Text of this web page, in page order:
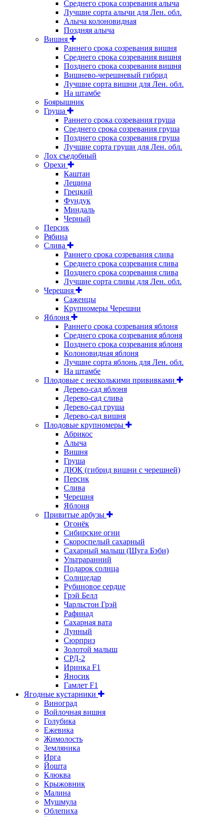
Среднего срока созревания алыча
Лучшие сорта алычи для Лен. обл.
Алыча колоновидная
Поздняя алыча
Вишня
Раннего срока созревания вишня
Среднего срока созревания вишня
Позднего срока созревания вишня
Вишнево-черешневый гибрид
Лучшие сорта вишни для Лен. обл.
На штамбе
Боярышник
Груша
Раннего срока созревания груша
Среднего срока созревания груша
Позднего срока созревания груша
Лучшие сорта груши для Лен. обл.
Лох съедобный
Орехи
Каштан
Лещина
Грецкий
Фундук
Миндаль
Черный
Персик
Рябина
Слива
Раннего срока созревания слива
Среднего срока созревания слива
Позднего срока созревания слива
Лучшие сорта сливы для Лен. обл.
Черешня
Саженцы
Крупномеры Черешни
Яблоня
Раннего срока созревания яблоня
Среднего срока созревания яблоня
Позднего срока созревания яблоня
Колоновидная яблоня
Лучшие сорта яблонь для Лен. обл.
На штамбе
Плодовые с несколькими прививками
Дерево-сад яблоня
Дерево-сад слива
Дерево-сад груша
Дерево-сад вишня
Плодовые крупномеры
Абрикос
Алыча
Вишня
Груша
ДЮК (гибрид вишни с черешней)
Персик
Слива
Черешня
Яблоня
Привитые арбузы
Огонёк
Сибирские огни
Скороспелый сахарный
Сахарный малыш (Шуга Бэби)
Ультраранний
Подарок солнца
Солнцедар
Рубиновое сердце
Грэй Белл
Чарльстон Грэй
Рафинад
Сахарная вата
Лунный
Сюрприз
Золотой малыш
СРД-2
Иринка F1
Яносик
Гамлет F1
Ягодные кустарники
Виноград
Войлочная вишня
Голубика
Ежевика
Жимолость
Земляника
Ирга
Йошта
Клюква
Крыжовник
Малина
Мушмула
Облепиха